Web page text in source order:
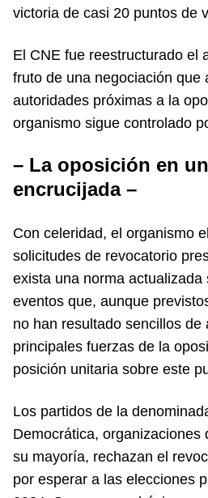
victoria de casi 20 puntos de
El CNE fue reestructurado el
fruto de una negociación que
autoridades próximas a la
organismo sigue controlado
– La oposición en
encrucijada –
Con celeridad, el organismo
solicitudes de revocatorio
exista una norma actualizada
eventos que, aunque
no han resultado sencillos de
principales fuerzas de la
posición unitaria sobre este
Los partidos de la
Democrática, organizaciones
su mayoría, rechazan el
por esperar a las elecciones